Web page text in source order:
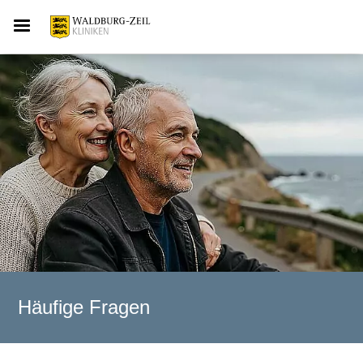
Häufige Fragen